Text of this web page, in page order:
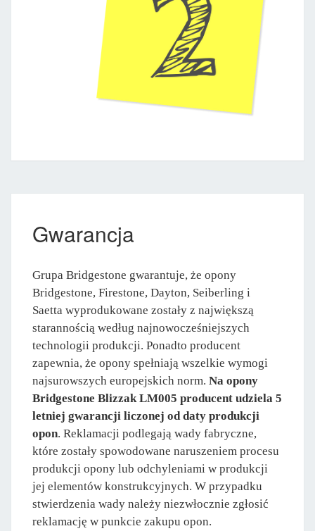
Gwarancja
Grupa Bridgestone gwarantuje, że opony
Bridgestone, Firestone, Dayton, Seiberling i
Saetta wyprodukowane zostały z największą
starannością według najnowocześniejszych
technologii produkcji. Ponadto producent
zapewnia, że opony spełniają wszelkie wymogi
najsurowszych europejskich norm. Na opony
Bridgestone Blizzak LM005 producent udziela 5
letniej gwarancji liczonej od daty produkcji
opon. Reklamacji podlegają wady fabryczne,
które zostały spowodowane naruszeniem procesu
produkcji opony lub odchyleniami w produkcji
jej elementów konstrukcyjnych. W przypadku
stwierdzenia wady należy niezwłocznie zgłosić
reklamację w punkcie zakupu opon.